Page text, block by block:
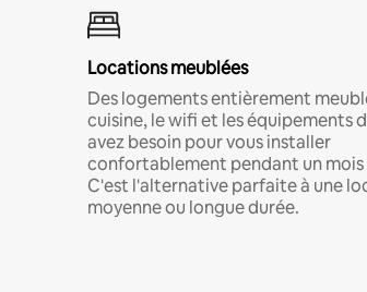
Locations meublées
Des logements entièrement
cuisine, le wifi et les équipements
avez besoin pour vous installer
confortablement pendant un mois
C'est l'alternative parfaite à une
moyenne ou longue durée.